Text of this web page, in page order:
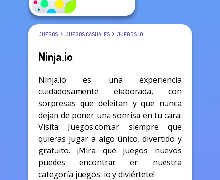
JUEGOS JUEGOS CASUALES JUEGOS .IO
Ninja.io
Ninja.io es una experiencia
cuidadosamente elaborada, con
sorpresas que deleitan y que nunca
dejan de poner una sonrisa en tu cara.
Visita Juegos.com.ar siempre que
quieras jugar a algo único, divertido y
gratuito. ¡Mira qué juegos nuevos
puedes encontrar en nuestra
categoría juegos .io y diviértete!